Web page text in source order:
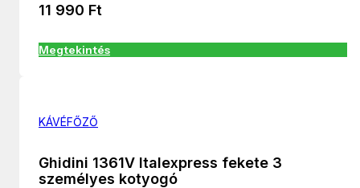
11 990 Ft
Megtekintés
KÁVÉFŐZŐ
Ghidini 1361V Italexpress fekete 3
személyes kotyogó